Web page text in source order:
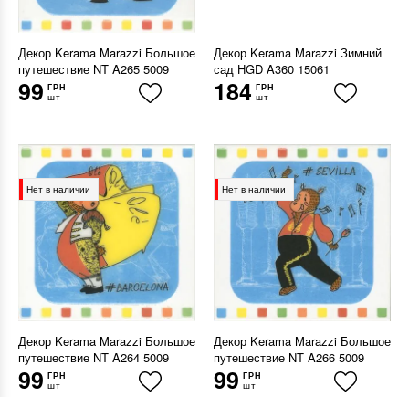
Декор Kerama Marazzi Большое
путешествие NT A265 5009
99 ГРН
шт
Декор Kerama Marazzi Зимний
сад HGD A360 15061
184 ГРН
шт
Нет в наличии
Декор Kerama Marazzi Большое
путешествие NT A264 5009
99 ГРН
шт
Нет в наличии
Декор Kerama Marazzi Большое
путешествие NT A266 5009
99 ГРН
шт